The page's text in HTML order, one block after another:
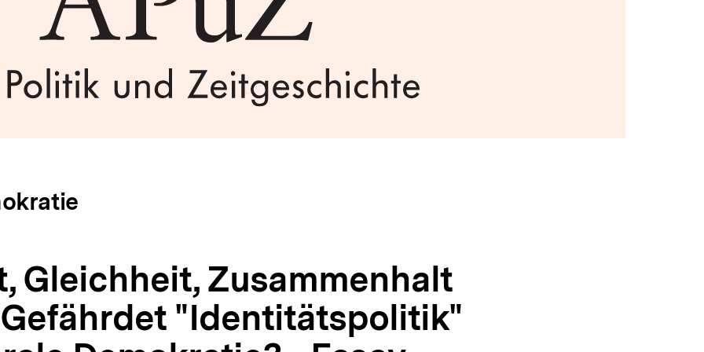
Gleichheit, Zusammenhalt
"Identitätspolitik"